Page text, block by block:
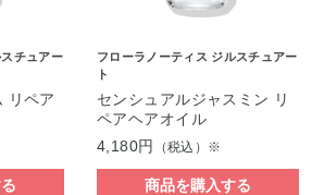
チュアー
リペア
フローラノーティス ジルスチュアー
ト
センシュアルジャスミン リ
ペアヘアオイル
4,180円
（税込）※
商品を購入する